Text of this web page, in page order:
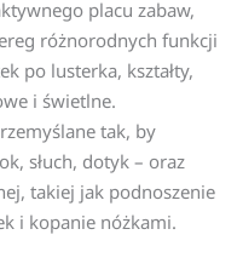
placu zabaw,
różnorodnych funkcji
po lusterka, kształty,
i świetlne.
tak, by
słuch, dotyk – oraz
takiej jak podnoszenie
i kopanie nóżkami.